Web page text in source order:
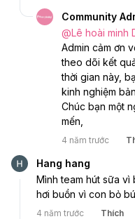
Community
@Lê hoài minh
Admin cảm ơn
theo dõi kết
thời gian này,
kinh nghiệm
Chúc bạn một
mến,
4 năm trước
Hang hang
Mình team hút sữa
hơi buồn vì con bỏ
4 năm trước Thích